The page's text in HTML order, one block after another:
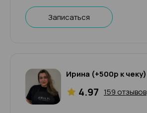
Записаться
Ирина (+500р к чеку)
4.97 159 отзывов